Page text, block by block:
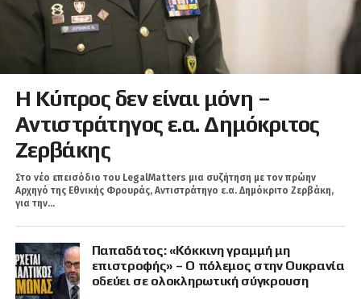
Η Κύπρος δεν είναι μόνη –
Αντιστράτηγος ε.α. Δημόκριτος
Ζερβάκης
Στο νέο επεισόδιο του LegalMatters μια συζήτηση με τον πρώην
Αρχηγό της Εθνικής Φρουράς, Αντιστράτηγο ε.α. Δημόκριτο Ζερβάκη,
για την...
Παπαδάτος: «Κόκκινη γραμμή μη
επιστροφής» – Ο πόλεμος στην Ουκρανία
οδεύει σε ολοκληρωτική σύγκρουση